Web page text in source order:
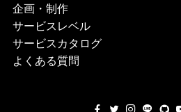
企画・制作
サービスレベル
サービスカタログ
よくある質問